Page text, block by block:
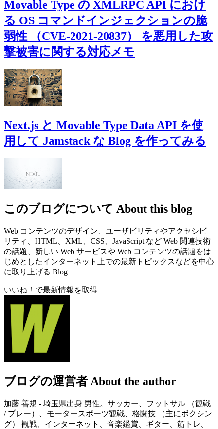
Movable Type の XMLRPC API におけ
る OS コマンドインジェクションの脆
弱性 （CVE-2021-20837） を悪用した攻
撃被害に関する対応メモ
Next.js と Movable Type Data API を使
用して Jamstack な Blog を作ってみる
このブログについて About this blog
Web コンテンツのデザイン、ユーザビリティやアクセシビ
リティ、HTML、XML、CSS、JavaScript など Web 関連技術
の話題、新しい Web サービスや Web コンテンツの話題をは
じめとしたインターネット上での最新トピックスなどを中心
に取り上げる Blog
いいね！で最新情報を取得
ブログの運営者 About the author
加藤 善規 - 埼玉県出身 男性。サッカー、フットサル （観戦
/ プレー）、モータースポーツ観戦、格闘技 （主にボクシン
グ） 観戦、インターネット、音楽鑑賞、ギター、筋トレ、